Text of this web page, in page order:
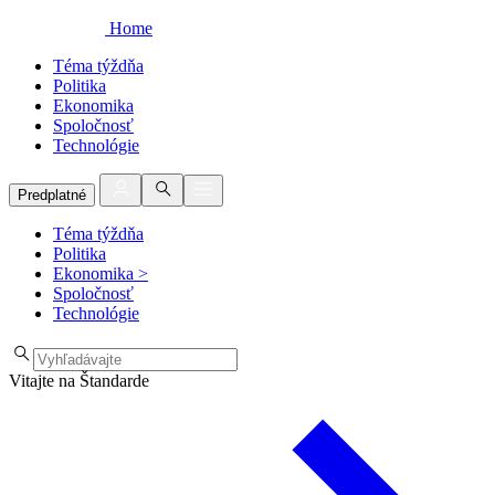
Home
Téma týždňa
Politika
Ekonomika
Spoločnosť
Technológie
Predplatné
Téma týždňa
Politika
Ekonomika >
Spoločnosť
Technológie
Vitajte na Štandarde